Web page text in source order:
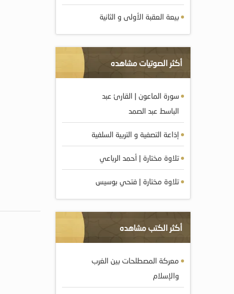
بيعة العقبة الأولى و الثانية
أكثر الصوتيات مشاهده
سورة الماعون | القارئ عبد
الباسط عبد الصمد
إذاعة التصفية و التربية السلفية
تلاوة مختارة | أحمد الرباعي
تلاوة مختارة | فتحي بوسيس
أكثر الكتب مشاهده
معركة المصطلحات بين الغرب
والإسلام